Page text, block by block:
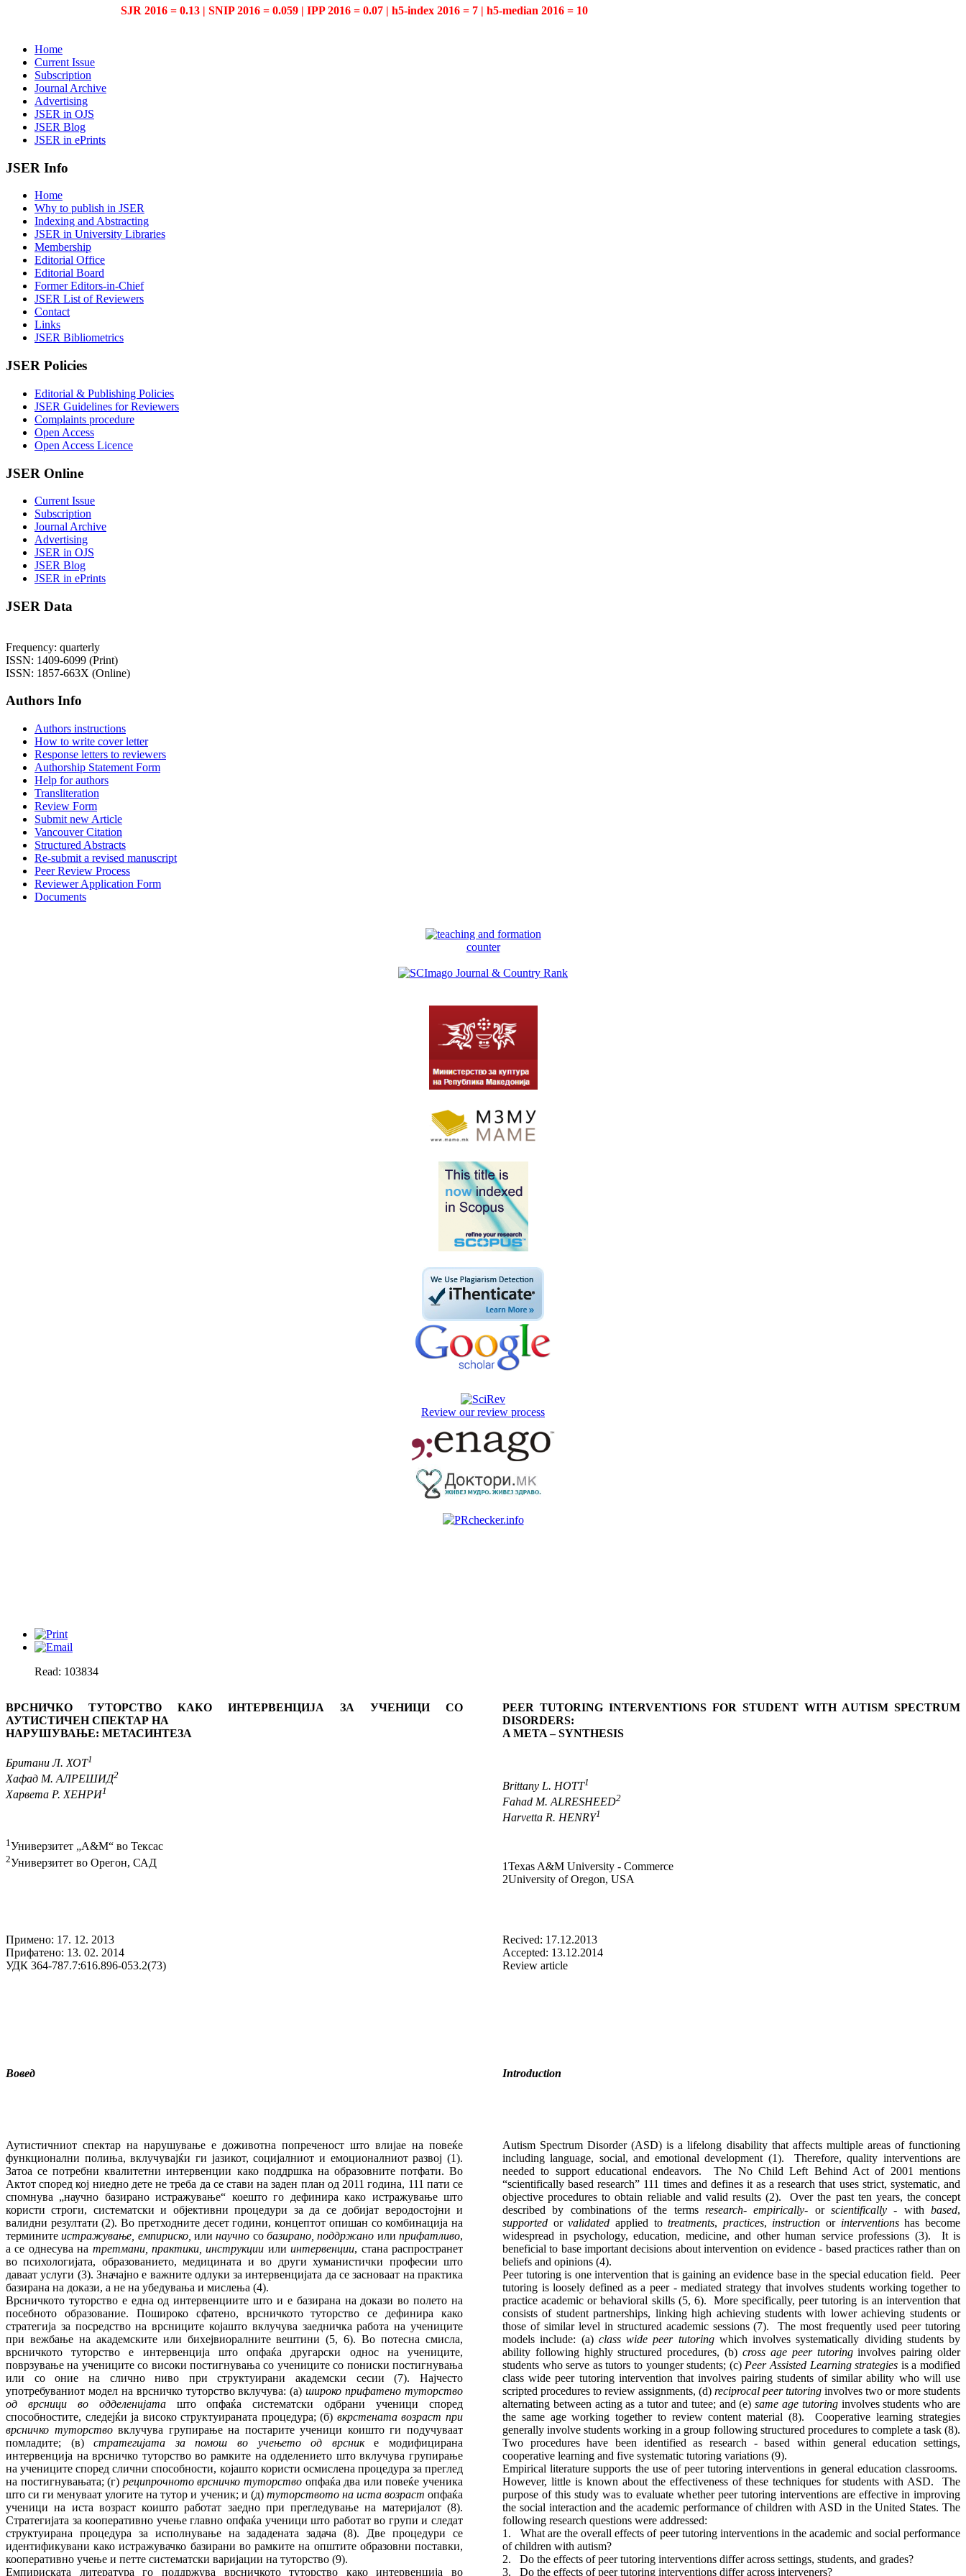
SJR 2016 = 0.13 | SNIP 2016 = 0.059 | IPP 2016 = 0.07 | h5-index 2016 = 7 | h5-median 2016 = 10
Home
Current Issue
Subscription
Journal Archive
Advertising
JSER in OJS
JSER Blog
JSER in ePrints
JSER Info
Home
Why to publish in JSER
Indexing and Abstracting
JSER in University Libraries
Membership
Editorial Office
Editorial Board
Former Editors-in-Chief
JSER List of Reviewers
Contact
Links
JSER Bibliometrics
JSER Policies
Editorial & Publishing Policies
JSER Guidelines for Reviewers
Complaints procedure
Open Access
Open Access Licence
JSER Online
Current Issue
Subscription
Journal Archive
Advertising
JSER in OJS
JSER Blog
JSER in ePrints
JSER Data
Frequency: quarterly
ISSN: 1409-6099 (Print)
ISSN: 1857-663X (Online)
Authors Info
Authors instructions
How to write cover letter
Response letters to reviewers
Authorship Statement Form
Help for authors
Transliteration
Review Form
Submit new Article
Vancouver Citation
Structured Abstracts
Re-submit a revised manuscript
Peer Review Process
Reviewer Application Form
Documents
counter
Review our review process
Read: 103834
ВРСНИЧКО ТУТОРСТВО КАКО ИНТЕРВЕНЦИЈА ЗА УЧЕНИЦИ СО
АУТИСТИЧЕН СПЕКТАР НА
НАРУШУВАЊЕ: МЕТАСИНТЕЗА
Британи Л. ХОТ1
Хафад М. АЛРЕШИД2
Харвета Р. ХЕНРИ1
1Универзитет „A&M“ во Тексас
2Универзитет во Орегон, САД
PEER TUTORING INTERVENTIONS FOR STUDENT WITH AUTISM SPECTRUM
DISORDERS:
A META – SYNTHESIS
Brittany L. HOTT1
Fahad M. ALRESHEED2
Harvetta R. HENRY1
1Texas A&M University - Commerce
2University of Oregon, USA
Примено: 17. 12. 2013
Прифатено: 13. 02. 2014
УДК 364-787.7:616.896-053.2(73)
Recived: 17.12.2013
Accepted: 13.12.2014
Review article
Вовед Introduction
Аутистичниот спектар на нарушување е доживотна попреченост што влијае на повеќе
функционални полиња, вклучувајќи ги јазикот, социјалниот и емоционалниот развој (1).
Затоа се потребни квалитетни интервенции како поддршка на образовните потфати. Во
Актот според кој ниедно дете не треба да се стави на заден план од 2011 година, 111 пати се
спомнува „научно базирано истражување“ коешто го дефинира како истражување што
користи строги, систематски и објективни процедури за да се добијат веродостојни и
валидни резултати (2). Во претходните десет години, концептот опишан со комбинација на
терминитеистражување, емпириско, илинаучно собазирано, поддржано илиприфатливо,
а се однесува на третмани, практики, инструкции илиинтервенции, стана распространет
во психологијата, образованието, медицината и во други хуманистички професии што
даваат услуги (3). Значајно е важните одлуки за интервенцијата да се засноваат на практика
базирана на докази, а не на убедувања и мислења (4).
Врсничкото туторство е една од интервенциите што и е базирана на докази во полето на
посебното образование. Пошироко сфатено, врсничкото туторство се дефинира како
стратегија за посредство на врсниците којашто вклучува заедничка работа на учениците
при вежбање на академските или бихејвиоралните вештини (5, 6). Во потесна смисла,
врсничкото туторство е интервенција што опфаќа другарски однос на учениците,
поврзување на учениците со високи постигнувања со учениците со пониски постигнувања
или со оние на слично ниво при структуирани академски сесии (7). Најчесто
употребуваниот модел на врсничко туторство вклучува: (а)широко прифатено туторство
од врсници во одделенијата што опфаќа систематски одбрани ученици според
способностите, следејќи ја високо структуираната процедура; (б) вкрстената возраст при
врсничко туторствовклучува групирање на постарите ученици коишто ги подучуваат
помладите; (в)стратегијата за помош во учењето од врснике модифицирана
интервенција на врсничко туторство во рамките на одделението што вклучува групирање
на учениците според слични способности, којашто користи осмислена процедура за преглед
на постигнувањата; (г) реципрочното врсничко туторство опфаќа два или повеќе ученика
што си ги менуваат улогите на тутор и ученик; и (д) туторството на иста возраст опфаќа
ученици на иста возраст коишто работат заедно при прегледување на материјалот (8).
Стратегијата за кооперативно учење главно опфаќа ученици што работат во групи и следат
структуирана процедура за исполнување на зададената задача (8). Две процедури се
идентификувани како истражувачко базирани во рамките на општите образовни поставки,
кооперативно учење и петте систематски варијации на туторство (9).
Емпириската литература го поддржува врсничкото туторство како интервенција во
Autism Spectrum Disorder (ASD) is a lifelong disability that affects multiple areas of functioning
including language, social, and emotional development (1). Therefore, quality interventions are
needed to support educational endeavors. The No Child Left Behind Act of 2001 mentions
“scientifically based research” 111 times and defines it as a research that uses strict, systematic, and
objective procedures to obtain reliable and valid results (2). Over the past ten years, the concept
described by combinations of the terms research-empirically- orscientifically- withbased,
supported orvalidated applied totreatments, practices, instruction or interventionshas become
widespread in psychology, education, medicine, and other human service professions (3). It is
beneficial to base important decisions about intervention on evidence - based practices rather than on
beliefs and opinions (4).
Peer tutoring is one intervention that is gaining an evidence base in the special education field. Peer
tutoring is loosely defined as a peer - mediated strategy that involves students working together to
practice academic or behavioral skills (5, 6). More specifically, peer tutoring is an intervention that
consists of student partnerships, linking high achieving students with lower achieving students or
those of similar level in structured academic sessions (7). The most frequently used peer tutoring
models include: (a) class wide peer tutoringwhich involves systematically dividing students by
ability following highly structured procedures, (b) cross age peer tutoringinvolves pairing older
students who serve as tutors to younger students; (c) Peer Assisted Learning strategies is a modified
class wide peer tutoring intervention that involves pairing students of similar ability who will use
scripted procedures to review assignments, (d) reciprocal peer tutoring involves two or more students
alternating between acting as a tutor and tutee; and (e)same age tutoringinvolves students who are
the same age working together to review content material (8). Cooperative learning strategies
generally involve students working in a group following structured procedures to complete a task (8).
Two procedures have been identified as research - based within general education settings,
cooperative learning and five systematic tutoring variations (9).
Empirical literature supports the use of peer tutoring interventions in general education classrooms.
However, little is known about the effectiveness of these techniques for students with ASD. The
purpose of this study was to evaluate whether peer tutoring interventions are effective in improving
the social interaction and the academic performance of children with ASD in the United States. The
following research questions were addressed:
1. What are the overall effects of peer tutoring interventions in the academic and social performance
of children with autism?
2. Do the effects of peer tutoring interventions differ across settings, students, and grades?
3. Do the effects of peer tutoring interventions differ across interveners?